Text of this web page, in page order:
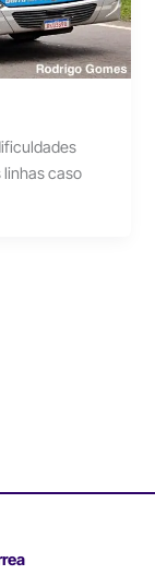
caso